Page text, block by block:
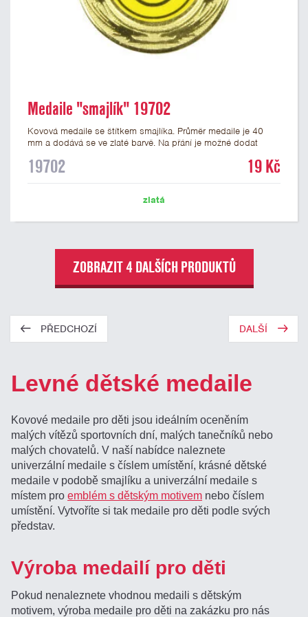
Medaile "smajlík" 19702
Kovová medaile se štítkem smajlíka. Průměr medaile je 40
mm a dodává se ve zlaté barvě. Na přání je možné dodat
nalepit štítek s potiskem nebo gravírováním vlastního textu
19702 19 Kč
zlatá
ZOBRAZIT 4 DALŠÍCH PRODUKTŮ
PŘEDCHOZÍ DALŠÍ
Levné dětské medaile
Kovové medaile pro děti jsou ideálním oceněním
malých vítězů sportovních dní, malých tanečníků nebo
malých chovatelů. V naší nabídce naleznete
univerzální medaile s číslem umístění, krásné dětské
medaile v podobě smajlíku a univerzální medaile s
místem proemblém s dětským motivem nebo číslem
umístění. Vytvoříte si tak medaile pro děti podle svých
představ.
Výroba medailí pro děti
Pokud nenaleznete vhodnou medaili s dětským
motivem, výroba medaile pro děti na zakázku pro nás